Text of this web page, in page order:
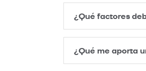
¿Qué factores
¿Qué me aporta